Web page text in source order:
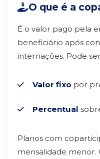
O que é a
É o valor pago pela
beneficiário após
internações. Pode
Valor fixo por
Percentual
Planos com
mensalidade menor.